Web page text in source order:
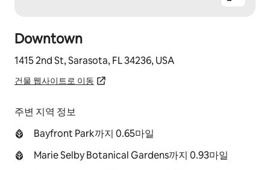
Downtown
1415 2nd St, Sarasota, FL 34236, USA
건물 웹사이트로 이동
주변 지역 정보
Bayfront Park까지 0.65마일
Marie Selby Botanical Gardens까지 0.93마일